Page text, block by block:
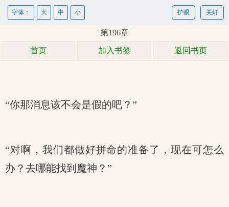
关灯
护眼
字体： 大 中 小
第196章
首页 加入书签 返回书页
“你那消息该不会是假的吧？”
“对啊，我们都做好拼命的准备了，现在可怎么
办？去哪能找到魔神？”